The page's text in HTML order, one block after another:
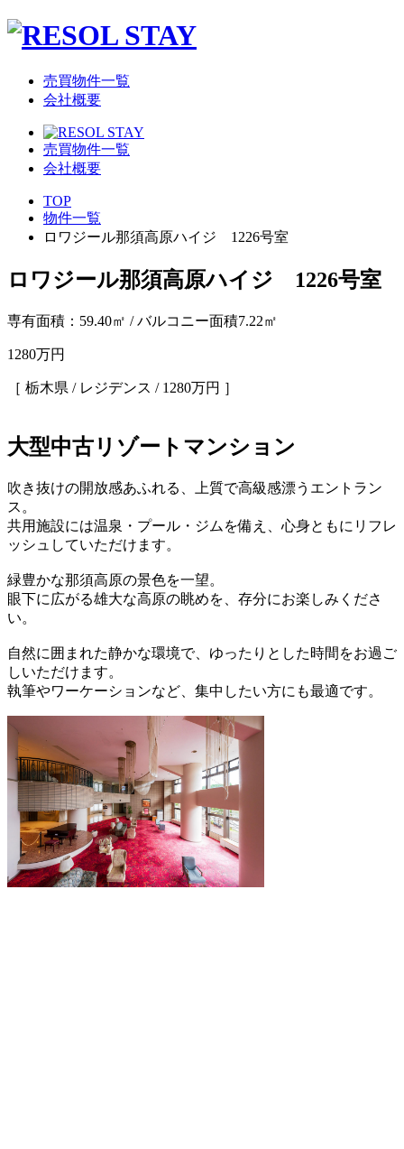
売買物件一覧
会社概要
売買物件一覧
会社概要
TOP
物件一覧
ロワジール那須高原ハイジ 1226号室
ロワジール那須高原ハイジ 1226号室
専有面積：59.40㎡ / バルコニー面積7.22㎡
1280万円
［ 栃木県 / レジデンス / 1280万円 ］
大型中古リゾートマンション
吹き抜けの開放感あふれる、上質で高級感漂うエントラン
ス。
共用施設には温泉・プール・ジムを備え、心身ともにリフレ
ッシュしていただけます。
緑豊かな那須高原の景色を一望。
眼下に広がる雄大な高原の眺めを、存分にお楽しみくださ
い。
自然に囲まれた静かな環境で、ゆったりとした時間をお過ご
しいただけます。
執筆やワーケーションなど、集中したい方にも最適です。